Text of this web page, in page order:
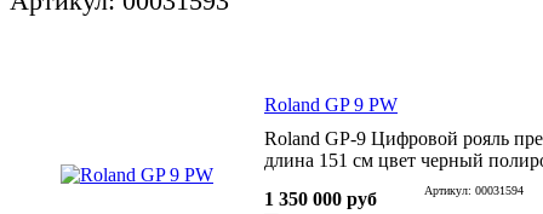
Roland GP 9 PW
Roland GP-9 Цифровой рояль
длина 151 см цвет черный
1 350 000 руб
Артикул: 00031594